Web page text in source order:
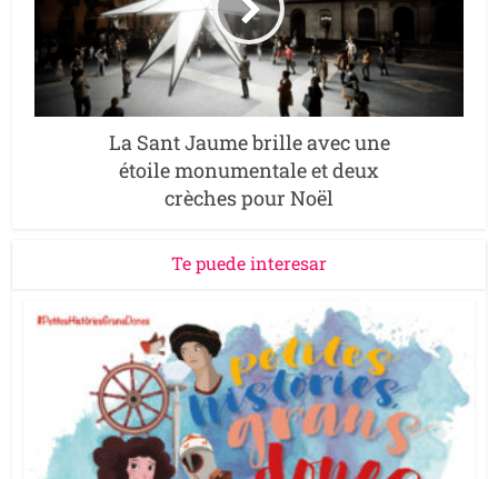
La Sant Jaume brille avec une
étoile monumentale et deux
crèches pour Noël
Te puede interesar